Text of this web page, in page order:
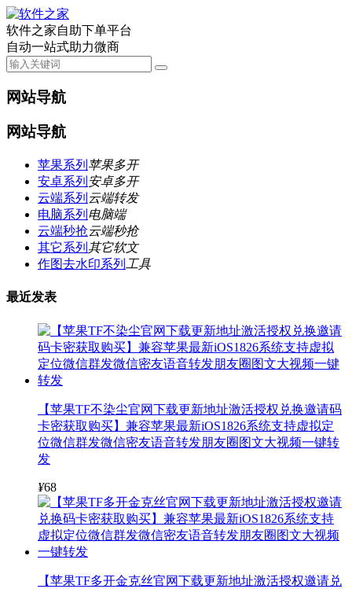
软件之家自助下单平台
自动一站式助力微商
网站导航
网站导航
苹果系列 苹果多开
安卓系列 安卓多开
云端系列 云端转发
电脑系列 电脑端
云端秒抢云端秒抢
其它系列 其它软文
作图去水印系列 工具
最近发表
【苹果TF不染尘官网下载更新地址激活授权兑换邀请码
卡密获取购买】兼容苹果最新iOS1826系统支持虚拟定
位微信群发微信密友语音转发朋友圈图文大视频一键转
发
¥68
【苹果TF多开金克丝官网下载更新地址激活授权邀请兑